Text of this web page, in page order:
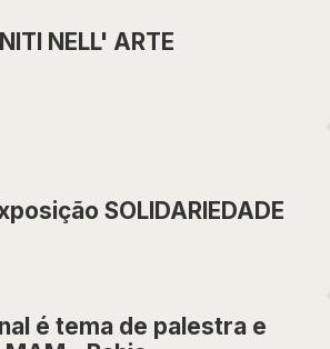
NELL' ARTE
SOLIDARIEDADE
é tema de palestra e